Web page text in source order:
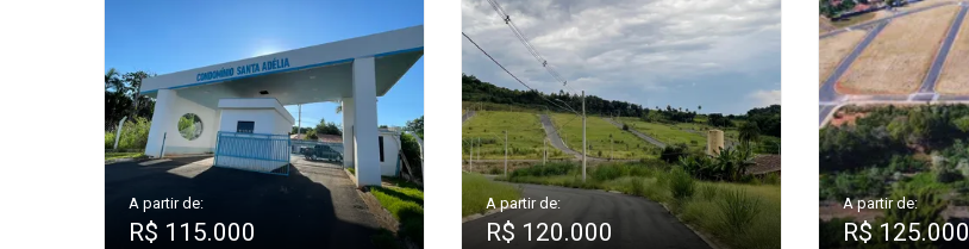
A partir de:
R$ 115.000
A partir de:
R$ 120.000
A partir de:
R$ 125.000